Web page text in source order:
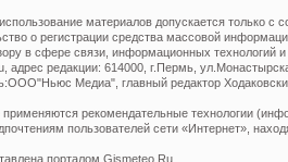
материалов допускается только с
о регистрации средства массовой
в сфере связи, информационных технологий
адрес редакции: 614000, г.Пермь,
Медиа", главный редактор
рекомендательные технологии
пользователей сети «Интернет»,
порталом Gismeteo.Ru